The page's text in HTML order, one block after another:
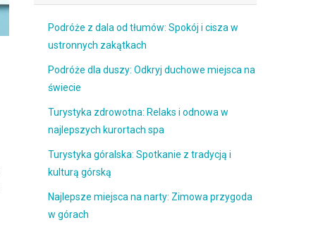
Podróże z dala od tłumów: Spokój i cisza w
ustronnych zakątkach
Podróże dla duszy: Odkryj duchowe miejsca na
świecie
Turystyka zdrowotna: Relaks i odnowa w
najlepszych kurortach spa
Turystyka góralska: Spotkanie z tradycją i
kulturą górską
Najlepsze miejsca na narty: Zimowa przygoda
w górach